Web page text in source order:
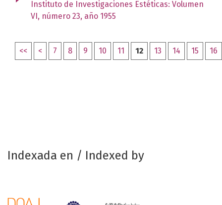
Instituto de Investigaciones Estéticas: Volumen
VI, número 23, año 1955
<< < 7 8 9 10 11 12 13 14 15 16
Indexada en / Indexed by